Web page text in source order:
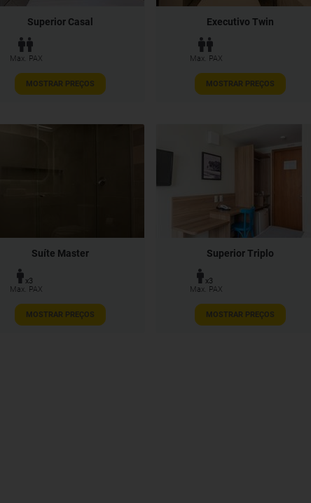
Superior Casal
Max. PAX
MOSTRAR PREÇOS
Executivo Twin
Max. PAX
MOSTRAR PREÇOS
Suíte Master
x3
Max. PAX
MOSTRAR PREÇOS
Superior Triplo
x3
Max. PAX
MOSTRAR PREÇOS